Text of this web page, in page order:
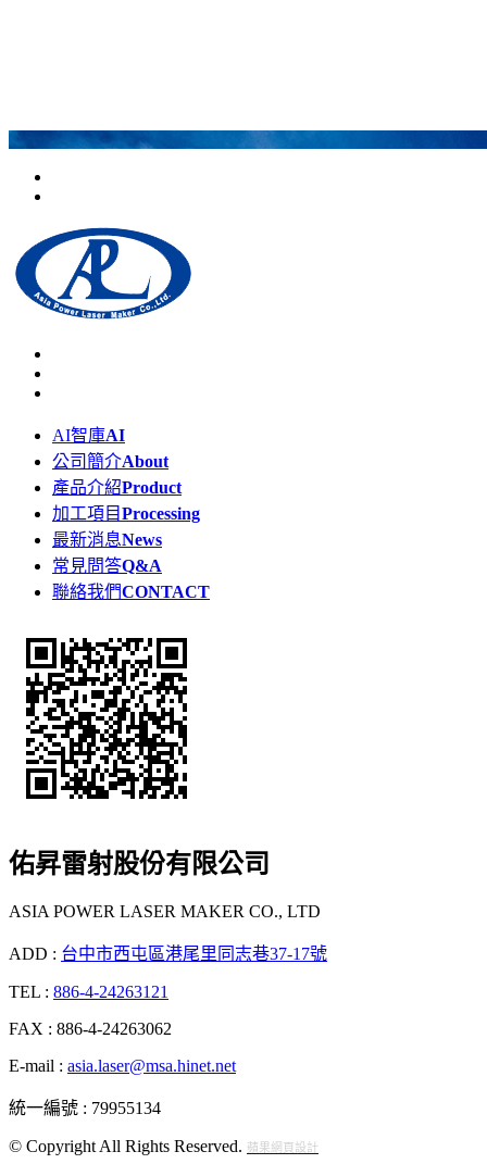
AI智庫AI
公司簡介About
產品介紹Product
加工項目Processing
最新消息News
常見問答Q&A
聯絡我們CONTACT
佑昇雷射股份有限公司
ASIA POWER LASER MAKER CO., LTD
ADD : 台中市西屯區港尾里同志巷37-17號
TEL : 886-4-24263121
FAX : 886-4-24263062
E-mail : asia.laser@msa.hinet.net
統一編號 : 79955134
© Copyright All Rights Reserved. 蘋果網頁設計